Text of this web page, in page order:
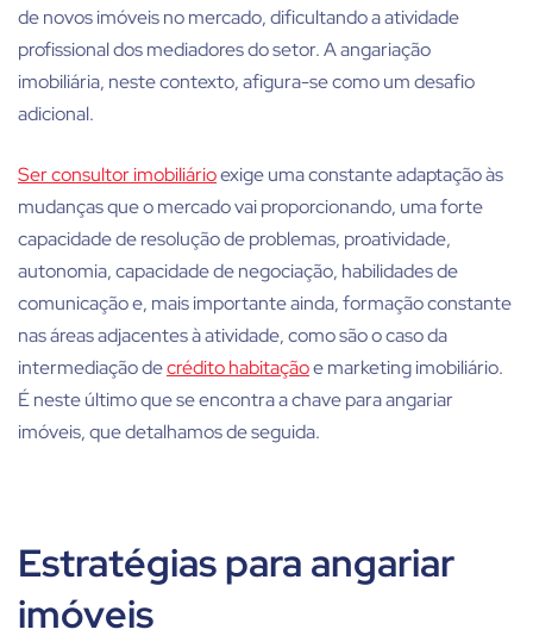
de novos imóveis no mercado, dificultando a atividade
profissional dos mediadores do setor. Aangariação
imobiliária, neste contexto, afigura-se como um desafio
adicional.
Ser consultor imobiliárioexige uma constante adaptação às
mudanças que o mercado vai proporcionando, uma forte
capacidade de resolução de problemas, proatividade,
autonomia, capacidade de negociação, habilidades de
comunicação e, mais importante ainda, formação constante
nas áreas adjacentes à atividade, como são o caso da
intermediação decrédito habitaçãoe marketing imobiliário.
É neste último que se encontra a chave paraangariar
imóveis, que detalhamos de seguida.
Estratégias para angariar
imóveis